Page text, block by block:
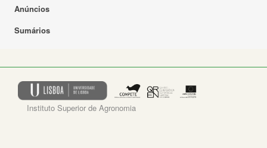
Anúncios
Sumários
Instituto Superior de Agronomia